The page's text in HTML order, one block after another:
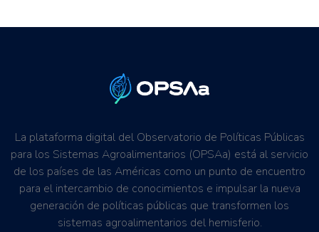
La plataforma digital del Observatorio de Políticas Públicas
para los Sistemas Agroalimentarios (OPSAa) está al servicio
de los países de las Américas como un punto de encuentro
para el intercambio de conocimientos e impulsar la nueva
generación de políticas públicas que transformen los
sistemas agroalimentarios del hemisferio.